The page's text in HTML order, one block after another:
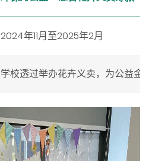
2024年11月至2025年2月
学校透过举办花卉义卖，为公益金